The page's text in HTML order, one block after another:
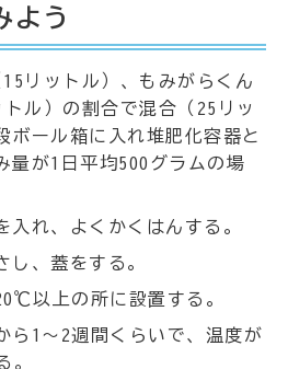
よう
リットル）、もみがらくん
ル）の割合で混合（25リッ
ボール箱に入れ堆肥化容器と
量が1日平均500グラムの場
入れ、よくかくはんする。
し、蓋をする。
以上の所に設置する。
ら1～2週間くらいで、温度が
。